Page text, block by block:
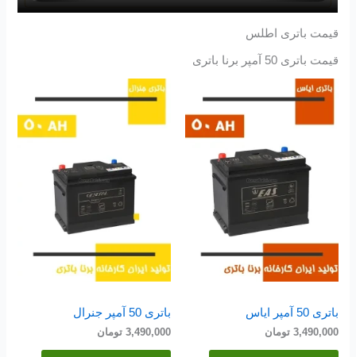
قیمت باتری اطلس
قیمت باتری 50 آمپر برنا باتری
باتری 50 آمپر ایاس
3,490,000 تومان
باتری 50 آمپر جنرال
3,490,000 تومان